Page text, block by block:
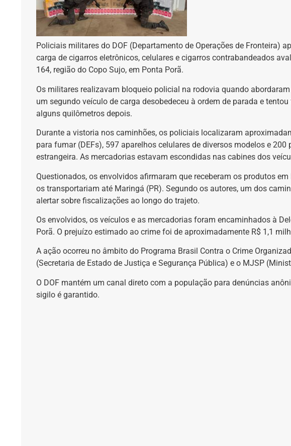
Policiais militares do DOF (Departamento de Operações de Fronteira)
carga de cigarros eletrônicos, celulares e cigarros contrabandeados
164, região do Copo Sujo, em Ponta Porã.
Os militares realizavam bloqueio policial na rodovia quando
um segundo veículo de carga desobedeceu à ordem de parada e
alguns quilômetros depois.
Durante a vistoria nos caminhões, os policiais localizaram
para fumar (DEFs), 597 aparelhos celulares de diversos modelos e 200
estrangeira. As mercadorias estavam escondidas nas cabines dos
Questionados, os envolvidos afirmaram que receberam os produtos
os transportariam até Maringá (PR). Segundo os autores, um dos
alertar sobre fiscalizações ao longo do trajeto.
Os envolvidos, os veículos e as mercadorias foram encaminhados à
Porã. O prejuízo estimado ao crime foi de aproximadamente R$ 1,1
A ação ocorreu no âmbito do Programa Brasil Contra o Crime
(Secretaria de Estado de Justiça e Segurança Pública) e o MJSP
O DOF mantém um canal direto com a população para denúncias
sigilo é garantido.